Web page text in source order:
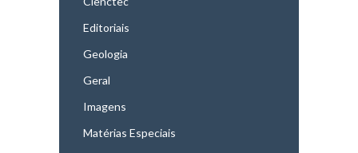
Editoriais
Geologia
Geral
Imagens
Matérias Especiais